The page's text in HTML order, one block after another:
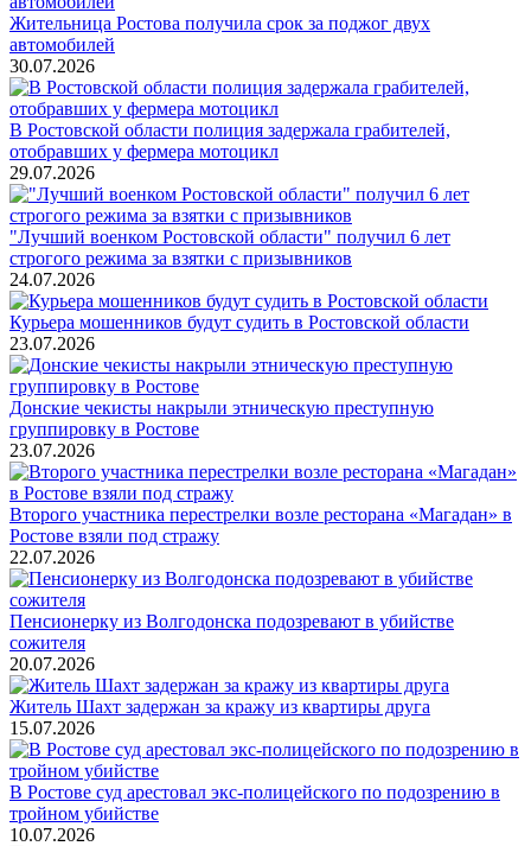
Жительница Ростова получила срок за поджог двух
автомобилей
30.07.2026
В Ростовской области полиция задержала грабителей,
отобравших у фермера мотоцикл
29.07.2026
"Лучший военком Ростовской области" получил 6 лет
строгого режима за взятки с призывников
24.07.2026
Курьера мошенников будут судить в Ростовской области
23.07.2026
Донские чекисты накрыли этническую преступную
группировку в Ростове
23.07.2026
Второго участника перестрелки возле ресторана «Магадан» в
Ростове взяли под стражу
22.07.2026
Пенсионерку из Волгодонска подозревают в убийстве
сожителя
20.07.2026
Житель Шахт задержан за кражу из квартиры друга
15.07.2026
В Ростове суд арестовал экс-полицейского по подозрению в
тройном убийстве
10.07.2026